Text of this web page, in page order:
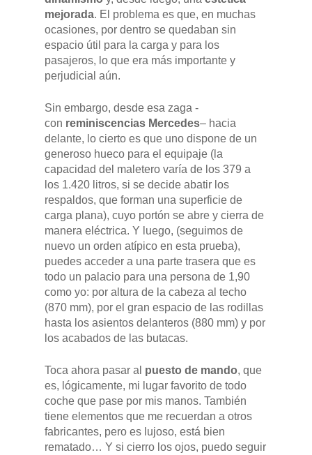
mejorada. El problema es que, en muchas
ocasiones, por dentro se quedaban sin
espacio útil para la carga y para los
pasajeros, lo que era más importante y
perjudicial aún.
Sin embargo, desde esa zaga -
con reminiscencias Mercedes– hacia
delante, lo cierto es que uno dispone de un
generoso hueco para el equipaje (la
capacidad del maletero varía de los 379 a
los 1.420 litros, si se decide abatir los
respaldos, que forman una superficie de
carga plana), cuyo portón se abre y cierra de
manera eléctrica. Y luego, (seguimos de
nuevo un orden atípico en esta prueba),
puedes acceder a una parte trasera que es
todo un palacio para una persona de 1,90
como yo: por altura de la cabeza al techo
(870 mm), por el gran espacio de las rodillas
hasta los asientos delanteros (880 mm) y por
los acabados de las butacas.
Toca ahora pasar al puesto de mando, que
es, lógicamente, mi lugar favorito de todo
coche que pase por mis manos. También
tiene elementos que me recuerdan a otros
fabricantes, pero es lujoso, está bien
rematado… Y si cierro los ojos, puedo seguir